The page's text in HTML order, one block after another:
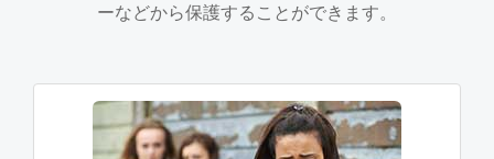
ーなどから保護することができます。